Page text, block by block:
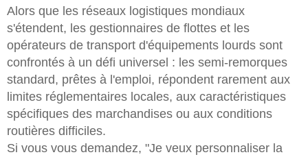
Alors que les réseaux logistiques mondiaux
s'étendent, les gestionnaires de flottes et les
opérateurs de transport d'équipements lourds sont
confrontés à un défi universel : les semi-remorques
standard, prêtes à l'emploi, répondent rarement aux
limites réglementaires locales, aux caractéristiques
spécifiques des marchandises ou aux conditions
routières difficiles.
Si vous vous demandez, "Je veux personnaliser la